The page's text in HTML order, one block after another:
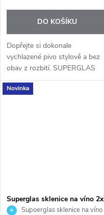
DO KOŠÍKU
Dopřejte si dokonale
vychlazené pivo stylově a bez
obav z rozbití. SUPERGLAS
sklenice na pivo 500 ml od
značky Koziol spojují klasický
Novinka
Superglas sklenice na víno 2x
250ml.Supoerglas sklenice na víno